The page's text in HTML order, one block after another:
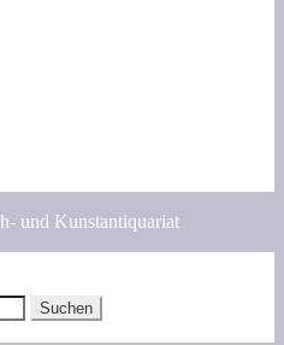
und Kunstantiquariat
Suchen